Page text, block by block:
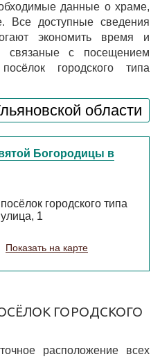
данные о храме,
Все доступные сведения
экономить время и
связаные с посещением
городского типа
области
Богородицы в
городского типа
1
Показать на карте
ГОРОДСКОГО
расположение всех